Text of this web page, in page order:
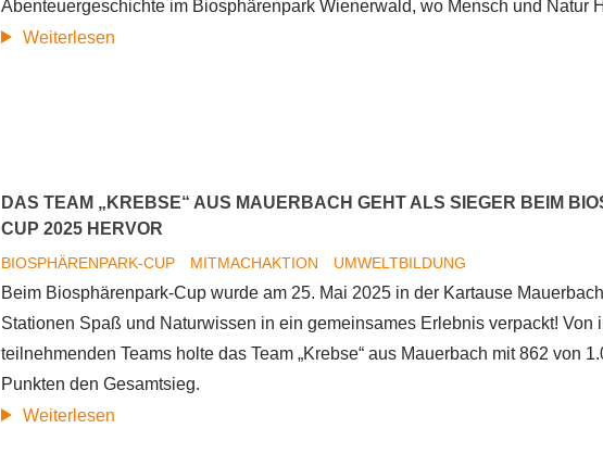
Abenteuergeschichte im Biosphärenpark Wienerwald, wo Mensch und Natur
Weiterlesen
DAS TEAM „KREBSE“ AUS MAUERBACH GEHT ALS SIEGER BEIM
CUP 2025 HERVOR
BIOSPHÄRENPARK-CUP MITMACHAKTION UMWELTBILDUNG
Beim Biosphärenpark-Cup wurde am 25. Mai 2025 in der Kartause
Stationen Spaß und Naturwissen in ein gemeinsames Erlebnis verpackt! Von
teilnehmenden Teams holte das Team „Krebse“ aus Mauerbach mit 862 von
Punkten den Gesamtsieg.
Weiterlesen